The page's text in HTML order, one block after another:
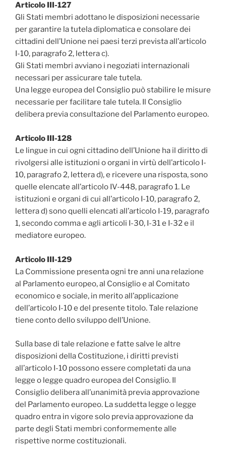
Articolo III-127
Gli Stati membri adottano le disposizioni necessarie
per garantire la tutela diplomatica e consolare dei
cittadini dell’Unione nei paesi terzi prevista all’articolo
I-10, paragrafo 2, lettera c).
Gli Stati membri avviano i negoziati internazionali
necessari per assicurare tale tutela.
Una legge europea del Consiglio può stabilire le misure
necessarie per facilitare tale tutela. Il Consiglio
delibera previa consultazione del Parlamento europeo.
Articolo III-128
Le lingue in cui ogni cittadino dell’Unione ha il diritto di
rivolgersi alle istituzioni o organi in virtù dell’articolo I-
10, paragrafo 2, lettera d), e ricevere una risposta, sono
quelle elencate all’articolo IV-448, paragrafo 1. Le
istituzioni e organi di cui all’articolo I-10, paragrafo 2,
lettera d) sono quelli elencati all’articolo I-19, paragrafo
1, secondo comma e agli articoli I-30, I-31 e I-32 e il
mediatore europeo.
Articolo III-129
La Commissione presenta ogni tre anni una relazione
al Parlamento europeo‚ al Consiglio e al Comitato
economico e sociale‚ in merito all’applicazione
dell’articolo I-10 e del presente titolo. Tale relazione
tiene conto dello sviluppo dell’Unione.
Sulla base di tale relazione e fatte salve le altre
disposizioni della Costituzione, i diritti previsti
all’articolo I-10 possono essere completati da una
legge o legge quadro europea del Consiglio. Il
Consiglio delibera all’unanimità previa approvazione
del Parlamento europeo. La suddetta legge o legge
quadro entra in vigore solo previa approvazione da
parte degli Stati membri conformemente alle
rispettive norme costituzionali.